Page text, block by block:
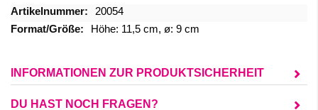
Mehr
Informationen
20054
Höhe: 11,5 cm, ø: 9 cm
INFORMATIONEN ZUR PRODUKTSICHERHEIT
DU HAST NOCH FRAGEN?